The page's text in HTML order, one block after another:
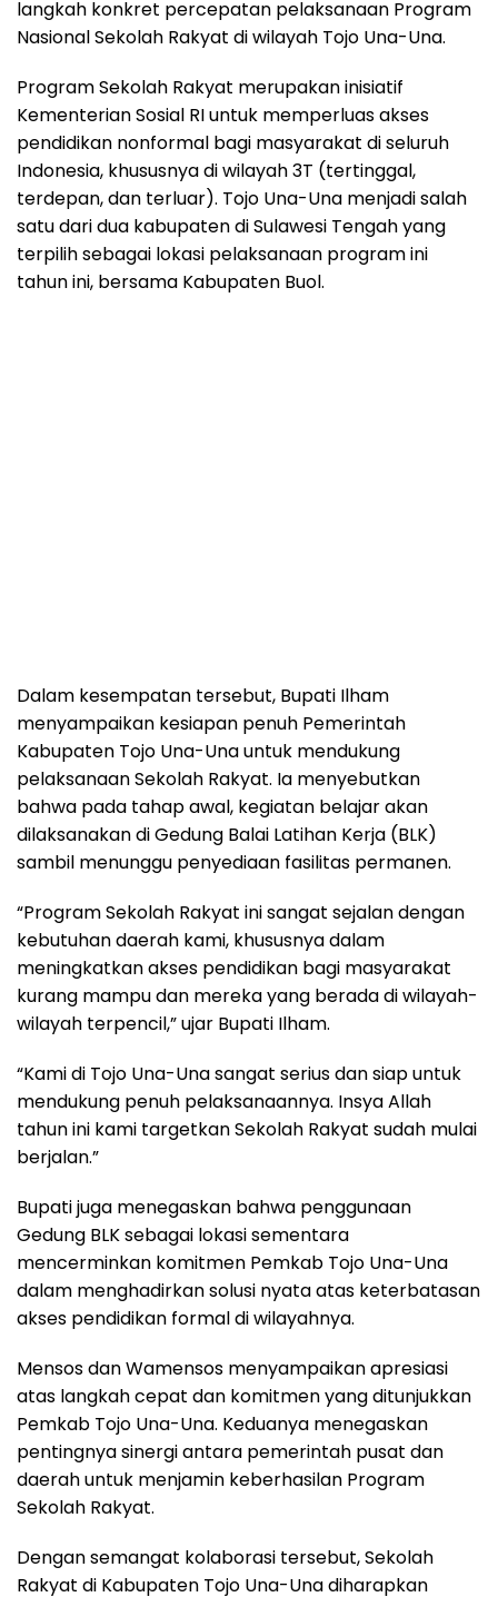
langkah konkret percepatan pelaksanaan Program
Nasional Sekolah Rakyat di wilayah Tojo Una-Una.
Program Sekolah Rakyat merupakan inisiatif
Kementerian Sosial RI untuk memperluas akses
pendidikan nonformal bagi masyarakat di seluruh
Indonesia, khususnya di wilayah 3T (tertinggal,
terdepan, dan terluar). Tojo Una-Una menjadi salah
satu dari dua kabupaten di Sulawesi Tengah yang
terpilih sebagai lokasi pelaksanaan program ini
tahun ini, bersama Kabupaten Buol.
Dalam kesempatan tersebut, Bupati Ilham
menyampaikan kesiapan penuh Pemerintah
Kabupaten Tojo Una-Una untuk mendukung
pelaksanaan Sekolah Rakyat. Ia menyebutkan
bahwa pada tahap awal, kegiatan belajar akan
dilaksanakan di Gedung Balai Latihan Kerja (BLK)
sambil menunggu penyediaan fasilitas permanen.
“Program Sekolah Rakyat ini sangat sejalan dengan
kebutuhan daerah kami, khususnya dalam
meningkatkan akses pendidikan bagi masyarakat
kurang mampu dan mereka yang berada di wilayah-
wilayah terpencil,” ujar Bupati Ilham.
“Kami di Tojo Una-Una sangat serius dan siap untuk
mendukung penuh pelaksanaannya. Insya Allah
tahun ini kami targetkan Sekolah Rakyat sudah mulai
berjalan.”
Bupati juga menegaskan bahwa penggunaan
Gedung BLK sebagai lokasi sementara
mencerminkan komitmen Pemkab Tojo Una-Una
dalam menghadirkan solusi nyata atas keterbatasan
akses pendidikan formal di wilayahnya.
Mensos dan Wamensos menyampaikan apresiasi
atas langkah cepat dan komitmen yang ditunjukkan
Pemkab Tojo Una-Una. Keduanya menegaskan
pentingnya sinergi antara pemerintah pusat dan
daerah untuk menjamin keberhasilan Program
Sekolah Rakyat.
Dengan semangat kolaborasi tersebut, Sekolah
Rakyat di Kabupaten Tojo Una-Una diharapkan